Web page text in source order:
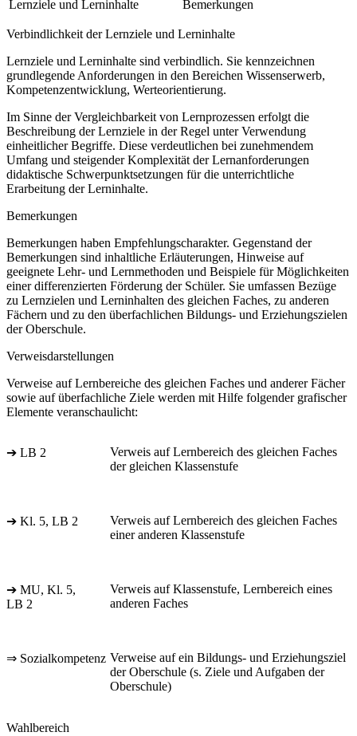
Lernziele und Lerninhalte Bemerkungen
Verbindlichkeit der Lernziele und Lerninhalte
Lernziele und Lerninhalte sind verbindlich. Sie kennzeichnen
grundlegende Anforderungen in den Bereichen Wissenserwerb,
Kompetenzentwicklung, Werteorientierung.
Im Sinne der Vergleichbarkeit von Lernprozessen erfolgt die
Beschreibung der Lernziele in der Regel unter Verwendung
einheitlicher Begriffe. Diese verdeutlichen bei zunehmendem
Umfang und steigender Komplexität der Lernanforderungen
didaktische Schwerpunktsetzungen für die unterrichtliche
Erarbeitung der Lerninhalte.
Bemerkungen
Bemerkungen haben Empfehlungscharakter. Gegenstand der
Bemerkungen sind inhaltliche Erläuterungen, Hinweise auf
geeignete Lehr- und Lernmethoden und Beispiele für Möglichkeiten
einer differenzierten Förderung der Schüler. Sie umfassen Bezüge
zu Lernzielen und Lerninhalten des gleichen Faches, zu anderen
Fächern und zu den überfachlichen Bildungs- und Erziehungszielen
der Oberschule.
Verweisdarstellungen
Verweise auf Lernbereiche des gleichen Faches und anderer Fächer
sowie auf überfachliche Ziele werden mit Hilfe folgender grafischer
Elemente veranschaulicht:
➔ LB 2
Verweis auf Lernbereich des gleichen Faches
der gleichen Klassenstufe
➔ Kl. 5, LB 2
Verweis auf Lernbereich des gleichen Faches
einer anderen Klassenstufe
➔ MU, Kl. 5,
LB 2
Verweis auf Klassenstufe, Lernbereich eines
anderen Faches
⇒ Sozialkompetenz Verweise auf ein Bildungs- und Erziehungsziel
der Oberschule (s. Ziele und Aufgaben der
Oberschule)
Wahlbereich